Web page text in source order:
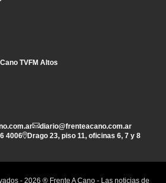
TVFM Altos
diario@frenteacano.com.ar
4006 Drago 23, piso 11, oficinas 6, 7 y 8
- 2026 ® Frente A Cano - Las noticias de